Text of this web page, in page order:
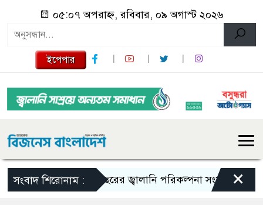
০৫:০৭ অপরাহ্ন, রবিবার, ০৯ অগাস্ট ২০২৬
ইপেপার
সংবাদ শিরোনাম :১০ বছরের জ্বালানি পরিকল্পনা সংসদে তুলে ধরবে
×